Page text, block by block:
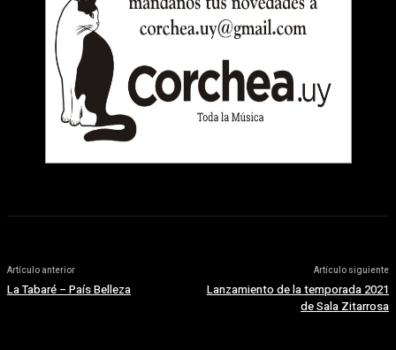
Artículo anterior
La Tabaré – País Belleza
Artículo siguiente
Lanzamiento de la temporada 2021
de Sala Zitarrosa